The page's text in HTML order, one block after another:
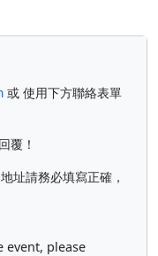
或 使用下方聯絡表單
覆！
址請務必填寫正確，
event, please